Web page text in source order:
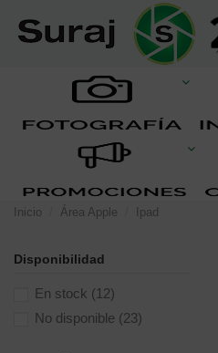
Inicio Área Apple Ipad
Disponibilidad
En stock (12)
No disponible (23)